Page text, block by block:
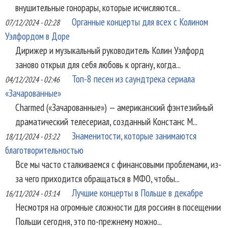
внушительные гонорары, которые исчисляются...
07/12/2024 - 02:28
Органные концерты для всех с Колином
Уэлфордом в Доре
Дирижер и музыкальный руководитель Колин Уэлфорд
заново открыл для себя любовь к органу, когда...
04/12/2024 - 02:46
Топ-8 песен из саундтрека сериала
«Зачарованные»
Charmed («Зачарованные») — американский фэнтезийный
драматический телесериал, созданный Констанс М...
18/11/2024 - 03:22
Знаменитости, которые занимаются
благотворительностью
Все мы часто сталкиваемся с финансовыми проблемами, из-
за чего приходится обращаться в МФО, чтобы...
16/11/2024 - 03:14
Лучшие концерты в Польше в декабре
Несмотря на огромные сложности для россиян в посещении
Польши сегодня, это по-прежнему можно...